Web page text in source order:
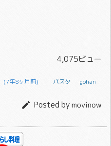
4,075ビュー
  (7年8ヶ月前)
パスタ gohan
 Posted bymovinow